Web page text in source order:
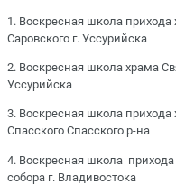
1. Воскресная школа
Саровского г. Уссурийска
2. Воскресная школа храма
Уссурийска
3. Воскресная школа
Спасского Спасского р-на
4. Воскресная школа
собора г. Владивостока